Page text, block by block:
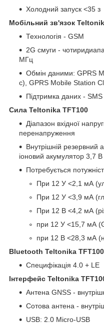
Холодний запуск <35 з
Мобільний зв'язок
Технологія - GSM
2G смуги -
МГц
Обмін даними: GPRS
с), GPRS Mobile Station
Підтримка даних - SMS
Сила Teltonika TFT100
Діапазон вхідної
перенапруження
Внутрішній резервний
іоновий акумулятор 3,7
Потребується
При 12 У <2,1 мА
При 12 У <3,9 мА
При 12 В <4,2 мА
при 12 У <15,7 мА
при 12 В <28,3 мА
Bluetooth Teltonika TFT100
Специфікація 4.0 + LE
Інтерфейс Teltonika
Антена GNSS -
Сотова антена -
USB: 2.0 Micro-USB